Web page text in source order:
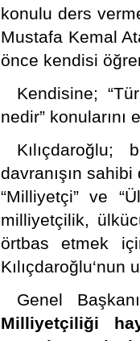
konulu ders
Mustafa Kemal
önce kendisi
Kendisine;
nedir” konularını
davranışın
“Milliyetçi” ve
milliyetçilik,
örtbas etmek
Kılıçdaroğlu‘nun
Genel
Milliyetçiliği